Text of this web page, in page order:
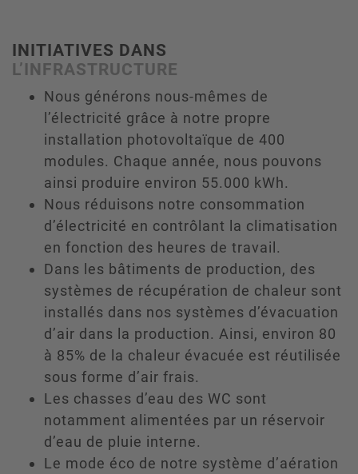
INITIATIVES DANS
L’INFRASTRUCTURE
Nous générons nous-mêmes de
l’électricité grâce à notre propre
installation photovoltaïque de 400
modules. Chaque année, nous pouvons
ainsi produire environ 55.000 kWh.
Nous réduisons notre consommation
d’électricité en contrôlant la climatisation
en fonction des heures de travail.
Dans les bâtiments de production, des
systèmes de récupération de chaleur sont
installés dans nos systèmes d’évacuation
d’air dans la production. Ainsi, environ 80
à 85% de la chaleur évacuée est réutilisée
sous forme d’air frais.
Les chasses d’eau des WC sont
notamment alimentées par un réservoir
d’eau de pluie interne.
Le mode éco de notre système d’aération